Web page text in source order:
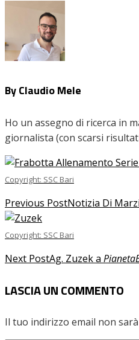
By Claudio Mele
Ho un assegno di ricerca in
giornalista (con scarsi
Copyright: SSC Bari
Previous PostNotizia Di
Copyright: SSC Bari
Next PostAg. Zuzek a
LASCIA UN COMMENTO
Il tuo indirizzo email non